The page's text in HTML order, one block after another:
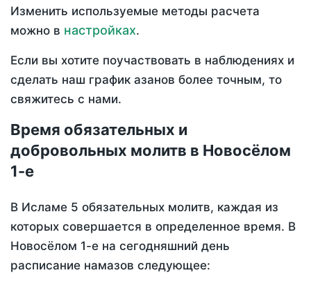
Изменить используемые методы расчета
можно в настройках.
Если вы хотите поучаствовать в наблюдениях и
сделать наш график азанов более точным, то
свяжитесь с нами.
Время обязательных и
добровольных молитв в Новосёлом
1-е
В Исламе 5 обязательных молитв, каждая из
которых совершается в определенное время. В
Новосёлом 1-е на сегодняшний день
расписание намазов следующее: